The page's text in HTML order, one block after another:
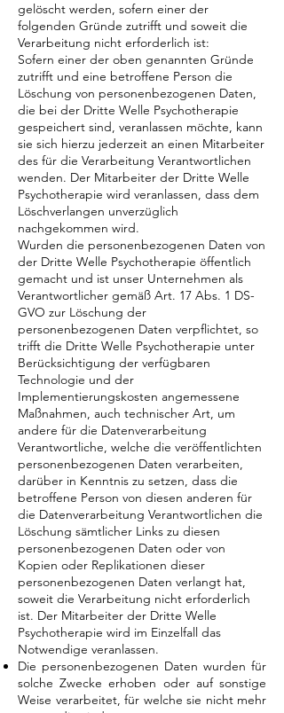
gelöscht werden, sofern einer der
folgenden Gründe zutrifft und soweit die
Verarbeitung nicht erforderlich ist:
Sofern einer der oben genannten Gründe
zutrifft und eine betroffene Person die
Löschung von personenbezogenen Daten,
die bei der Dritte Welle Psychotherapie
gespeichert sind, veranlassen möchte, kann
sie sich hierzu jederzeit an einen Mitarbeiter
des für die Verarbeitung Verantwortlichen
wenden. Der Mitarbeiter der Dritte Welle
Psychotherapie wird veranlassen, dass dem
Löschverlangen unverzüglich
nachgekommen wird.
Wurden die personenbezogenen Daten von
der Dritte Welle Psychotherapie öffentlich
gemacht und ist unser Unternehmen als
Verantwortlicher gemäß Art. 17 Abs. 1 DS-
GVO zur Löschung der
personenbezogenen Daten verpflichtet, so
trifft die Dritte Welle Psychotherapie unter
Berücksichtigung der verfügbaren
Technologie und der
Implementierungskosten angemessene
Maßnahmen, auch technischer Art, um
andere für die Datenverarbeitung
Verantwortliche, welche die veröffentlichten
personenbezogenen Daten verarbeiten,
darüber in Kenntnis zu setzen, dass die
betroffene Person von diesen anderen für
die Datenverarbeitung Verantwortlichen die
Löschung sämtlicher Links zu diesen
personenbezogenen Daten oder von
Kopien oder Replikationen dieser
personenbezogenen Daten verlangt hat,
soweit die Verarbeitung nicht erforderlich
ist. Der Mitarbeiter der Dritte Welle
Psychotherapie wird im Einzelfall das
Notwendige veranlassen.
Die personenbezogenen Daten wurden für
solche Zwecke erhoben oder auf sonstige
Weise verarbeitet, für welche sie nicht mehr